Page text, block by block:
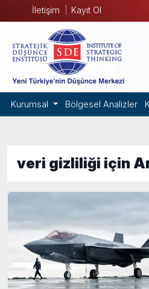
İletişim Kayıt Ol
Kurumsal Bölgesel Analizler
veri gizliliği için